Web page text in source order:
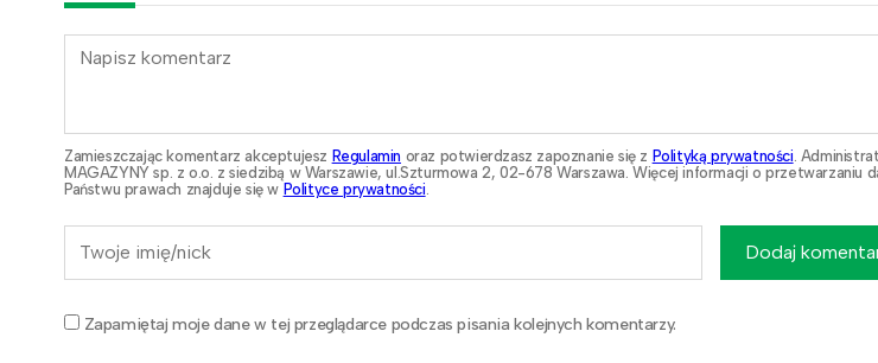
Zamieszczając komentarz akceptujesz Regulamin oraz potwierdzasz zapoznanie się z Polityką prywatności .
MAGAZYNY sp. z o.o. z siedzibą w Warszawie, ul.Szturmowa 2, 02-678 Warszawa. Więcej informacji o przetwarzaniu
Państwu prawach znajduje się w Polityce prywatności
Zapamiętaj moje dane w tej przeglądarce podczas pisania kolejnych komentarzy.
Dodaj